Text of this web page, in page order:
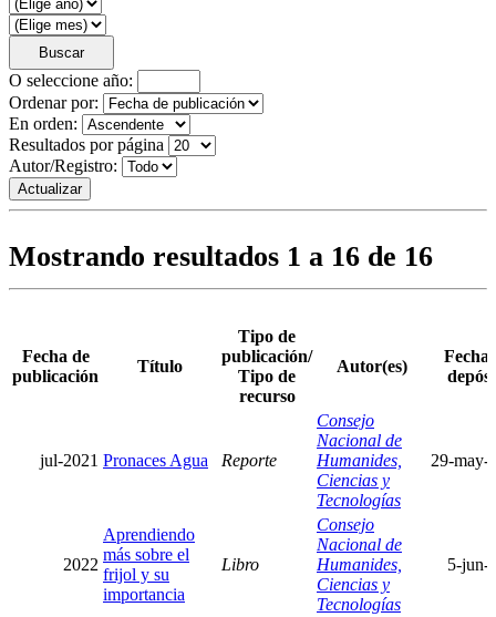
O seleccione año:
Ordenar por:
En orden:
Resultados por página
Autor/Registro:
Mostrando resultados 1 a 16 de 16
Fecha de
publicación
Título
Tipo de
publicación/
Tipo de
recurso
Autor(es)
Fecha
jul-2021 Pronaces Agua Reporte
Consejo
Nacional de
Humanides,
Ciencias y
Tecnologías
29-may-
2022
Aprendiendo
más sobre el
frijol y su
importancia
Libro
Consejo
Nacional de
Humanides,
Ciencias y
Tecnologías
5-jun-